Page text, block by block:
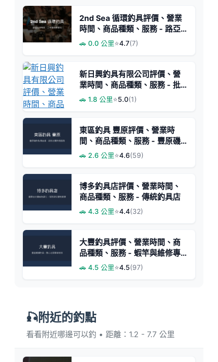
2nd Sea 循環釣具評價、營業
時間、商品種類、服務 - 路亞
專業二手釣具店
🚗 0.0 公里⭐4.7(7)
新日興釣具有限公司評價、營
業時間、商品種類、服務 - 批
發價格與豐富釣具選擇
🚗 1.8 公里⭐5.0(1)
東區釣具 豐原評價、營業時
間、商品種類、服務 - 豐原磯
釣專賣與親切老闆
🚗 2.6 公里⭐4.6(59)
博多釣具店評價、營業時間、
商品種類、服務 - 傳統釣具店
🚗 4.3 公里⭐4.4(32)
大豐釣具評價、營業時間、商
品種類、服務 - 蝦竿與維修專
🚗 4.5 公里⭐4.5(97)
🎣附近的釣點
看看附近哪邊可以釣 • 距離：1.2 - 7.7 公里